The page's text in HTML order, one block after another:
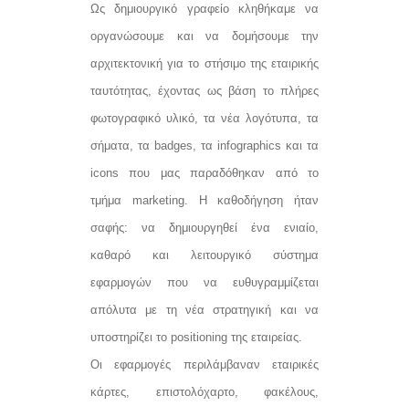
Ως δημιουργικό γραφείο κληθήκαμε να
οργανώσουμε και να δομήσουμε την
αρχιτεκτονική για το στήσιμο της εταιρικής
ταυτότητας, έχοντας ως βάση το πλήρες
φωτογραφικό υλικό, τα νέα λογότυπα, τα
σήματα, τα badges, τα infographics και τα
icons που μας παραδόθηκαν από το
τμήμα marketing. Η καθοδήγηση ήταν
σαφής: να δημιουργηθεί ένα ενιαίο,
καθαρό και λειτουργικό σύστημα
εφαρμογών που να ευθυγραμμίζεται
απόλυτα με τη νέα στρατηγική και να
υποστηρίζει το positioning της εταιρείας.
Οι εφαρμογές περιλάμβαναν εταιρικές
κάρτες, επιστολόχαρτο, φακέλους,